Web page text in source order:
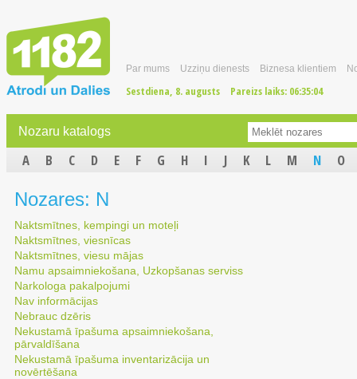
Par mums Uzziņu dienests Biznesa klientiem
Sestdiena, 8. augusts Pareizs laiks: 06:35:05
Nozaru katalogs
A B C D E F G H I J K L M N O
Nozares: N
Naktsmītnes, kempingi un moteļi
Naktsmītnes, viesnīcas
Naktsmītnes, viesu mājas
Namu apsaimniekošana, Uzkopšanas serviss
Narkologa pakalpojumi
Nav informācijas
Nebrauc dzēris
Nekustamā īpašuma apsaimniekošana,
pārvaldīšana
Nekustamā īpašuma inventarizācija un
novērtēšana